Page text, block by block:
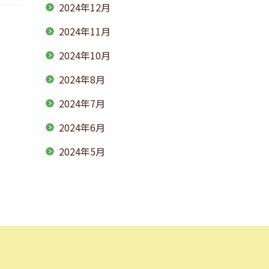
2024年12月
2024年11月
2024年10月
2024年8月
2024年7月
2024年6月
2024年5月